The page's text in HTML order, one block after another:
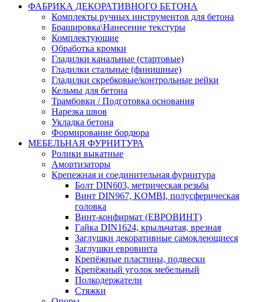
ФАБРИКА ДЕКОРАТИВНОГО БЕТОНА
Комплекты ручных инструментов для бетона
Брашировка\Нанесение текстуры
Комплектующие
Обработка кромки
Гладилки канальные (стартовые)
Гладилки стальные (финишные)
Гладилки скребковые/контрольные рейки
Кельмы для бетона
Трамбовки / Подготовка основания
Нарезка швов
Укладка бетона
Формирование бордюра
МЕБЕЛЬНАЯ ФУРНИТУРА
Ролики выкатные
Амортизаторы
Крепежная и соединительная фурнитура
Болт DIN603, метрическая резьба
Винт DIN967, KOMBI, полусферическая
головка
Винт-конфирмат (ЕВРОВИНТ)
Гайка DIN1624, крыльчатая, врезная
Заглушки декоративные самоклеющиеся
Заглушки евровинта
Крепёжные пластины, подвески
Крепёжный уголок мебельный
Полкодержатели
Стяжки